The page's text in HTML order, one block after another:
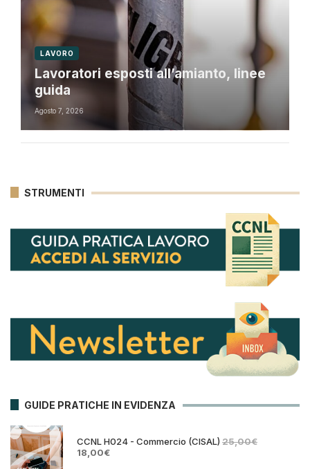
LAVORO
Lavoratori esposti all’amianto, linee
guida
Agosto 7, 2026
STRUMENTI
GUIDE PRATICHE IN EVIDENZA
CCNL H024 - Commercio (CISAL) 25,00€
Il18,00€Il